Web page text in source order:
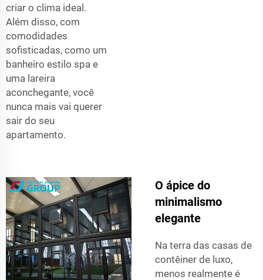
criar o clima ideal.
Além disso, com
comodidades
sofisticadas, como um
banheiro estilo spa e
uma lareira
aconchegante, você
nunca mais vai querer
sair do seu
apartamento.
O ápice do
minimalismo
elegante
Na terra das casas de
contêiner de luxo,
menos realmente é